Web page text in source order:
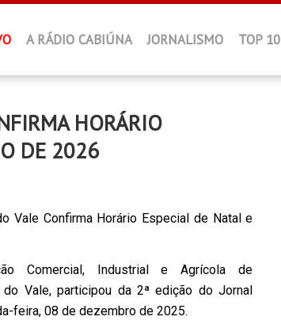
A RÁDIO CABIÚNA JORNALISMO TOP 10
HORÁRIO
DE 2026
Vale Confirma Horário Especial de Natal e
Comercial, Industrial e Agrícola de
do Vale, participou da 2ª edição do Jornal
feira, 08 de dezembro de 2025.